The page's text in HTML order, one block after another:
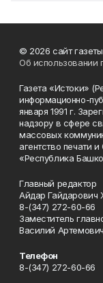
© 2026 сайт
Об использовании
Газета «Истоки»
информационно-
января 1991 г.
надзору в сфере
массовых
агентство
«Республика
Главный редактор
Айдар
8-(347) 272-60-66
Заместитель
Василий
Телефон
8-(347) 272-60-66